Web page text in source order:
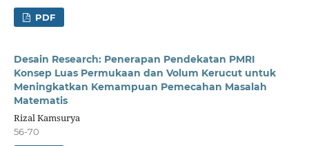
PDF
Desain Research: Penerapan Pendekatan PMRI
Konsep Luas Permukaan dan Volum Kerucut untuk
Meningkatkan Kemampuan Pemecahan Masalah
Matematis
Rizal Kamsurya
56-70